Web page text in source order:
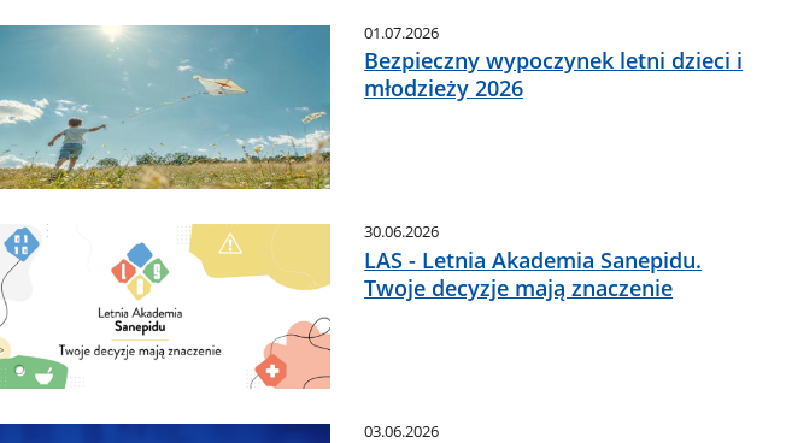
01.07.2026
Bezpieczny wypoczynek letni dzieci i
młodzieży 2026
30.06.2026
LAS - Letnia Akademia Sanepidu.
Twoje decyzje mają znaczenie
03.06.2026